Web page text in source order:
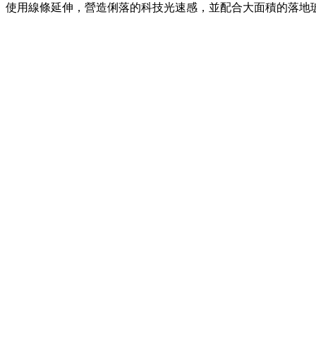
使用線條延伸，營造俐落的科技光速感，並配合大面積的落地